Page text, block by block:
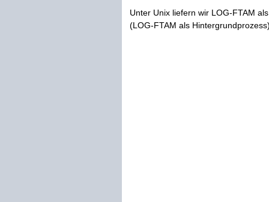
Unter Unix liefern wir LOG-FTAM
(LOG-FTAM als